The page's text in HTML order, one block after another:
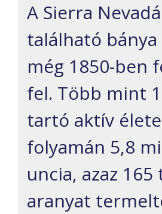
A Sierra
található
még 1850-ben
fel. Több mint
tartó aktív élete
folyamán 5,8
uncia, azaz 165
aranyat